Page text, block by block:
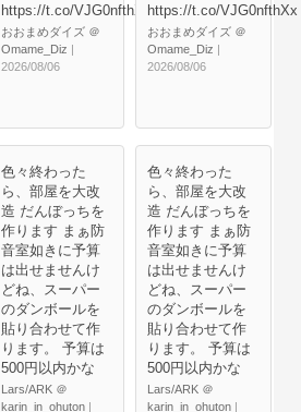
https://t.co/VJG0nfthXx
おおまめダイズ ＠
Omame_Diz |
2026/08/06
https://t.co/VJG0nfthXx
おおまめダイズ ＠
Omame_Diz |
2026/08/06
色々終わった
ら、部屋を大改
造 だんぼっちを
作ります まぁ防
音室如きに予算
は出せませんけ
どね、スーパー
のダンボールを
貼り合わせて作
ります。 予算は
500円以内かな
Lars/ARK ＠
karin_in_ohuton|
色々終わった
ら、部屋を大改
造 だんぼっちを
作ります まぁ防
音室如きに予算
は出せませんけ
どね、スーパー
のダンボールを
貼り合わせて作
ります。 予算は
500円以内かな
Lars/ARK ＠
karin_in_ohuton |